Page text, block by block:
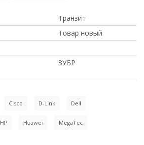
Транзит
Товар новый
ЗУБР
Cisco D-Link Dell
HP Huawei MegaTec